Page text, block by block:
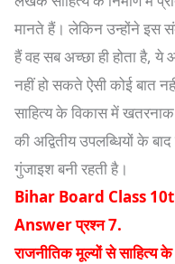
मानते हैं। लेकिन उन्होंने इस
हैं वह सब अच्छा ही होता है,
नहीं हो सकते ऐसी कोई बात
साहित्य के विकास में खतरनाक
की अद्वितीय उपलब्धियों के
गुंजाइश बनी रहती है।
Bihar Board Class
Answer प्रश्न 7.
राजनीतिक मूल्यों से साहित्य